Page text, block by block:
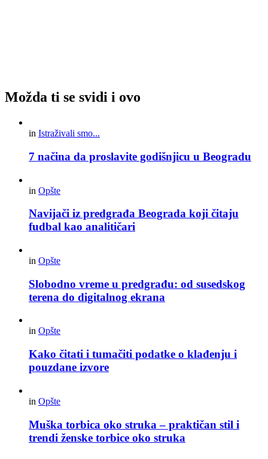
Možda ti se svidi i ovo
in Istraživali smo...
7 načina da proslavite godišnjicu u Beogradu
in Opšte
Navijači iz predgrađa Beograda koji čitaju
fudbal kao analitičari
in Opšte
Slobodno vreme u predgrađu: od susedskog
terena do digitalnog ekrana
in Opšte
Kako čitati i tumačiti podatke o klađenju i
pouzdane izvore
in Opšte
Muška torbica oko struka – praktičan stil i
trendi ženske torbice oko struka